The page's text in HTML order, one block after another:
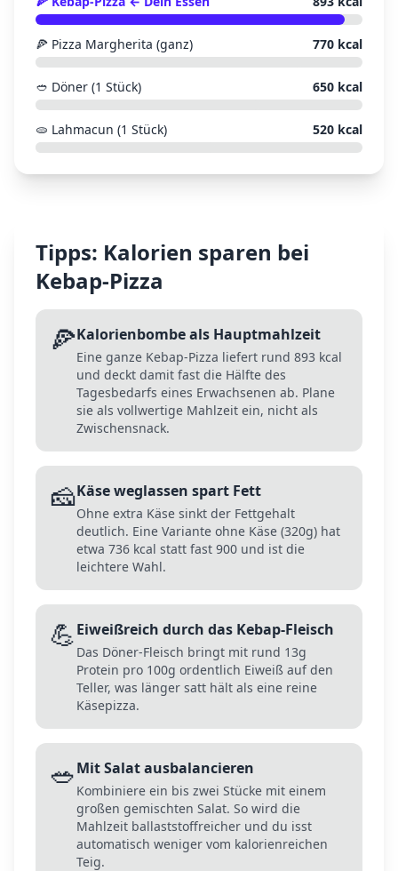
🍕 Pizza Margherita (ganz) 770 kcal
🥙 Döner (1 Stück) 650 kcal
🫓 Lahmacun (1 Stück) 520 kcal
Tipps: Kalorien sparen bei
Kebap-Pizza
🍕Kalorienbombe als Hauptmahlzeit
Eine ganze Kebap-Pizza liefert rund 893 kcal
und deckt damit fast die Hälfte des
Tagesbedarfs eines Erwachsenen ab. Plane
sie als vollwertige Mahlzeit ein, nicht als
Zwischensnack.
🧀Käse weglassen spart Fett
Ohne extra Käse sinkt der Fettgehalt
deutlich. Eine Variante ohne Käse (320g) hat
etwa 736 kcal statt fast 900 und ist die
leichtere Wahl.
💪Eiweißreich durch das Kebap-Fleisch
Das Döner-Fleisch bringt mit rund 13g
Protein pro 100g ordentlich Eiweiß auf den
Teller, was länger satt hält als eine reine
Käsepizza.
🥗Mit Salat ausbalancieren
Kombiniere ein bis zwei Stücke mit einem
großen gemischten Salat. So wird die
Mahlzeit ballaststoffreicher und du isst
automatisch weniger vom kalorienreichen
Teig.